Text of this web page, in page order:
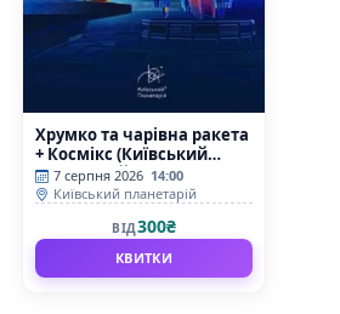
Хрумко та чарівна ракета
+ Космікс (Київський
планетарій)
7 серпня 2026 14:00
Київський планетарій
ВІД300₴
КВИТКИ